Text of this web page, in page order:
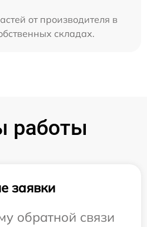
от производителя в
складах.
работы
заявки
обратной связи